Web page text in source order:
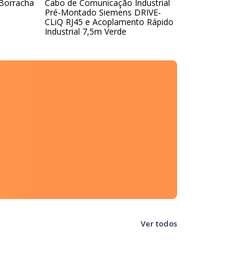
Cabo de Comunicação Industrial
Pré-Montado Siemens DRIVE-
CLiQ RJ45 e Acoplamento Rápido
Industrial 7,5m Verde
Ver todos